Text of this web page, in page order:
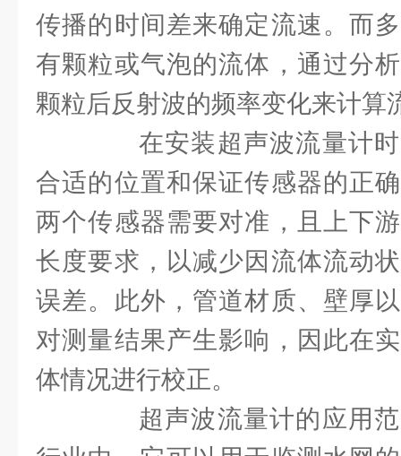
传播的时间差来确定流速。而
有颗粒或气泡的流体，通过分
颗粒后反射波的频率变化来计算
在安装超声波流量计时
合适的位置和保证传感器的正
两个传感器需要对准，且上下
长度要求，以减少因流体流动
误差。此外，管道材质、壁厚
对测量结果产生影响，因此在
体情况进行校正。
超声波流量计的应用范